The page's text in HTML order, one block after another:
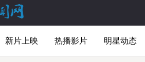
新片上映 热播影片 明星动态